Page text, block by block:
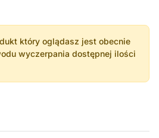
który oglądasz jest obecnie
wyczerpania dostępnej ilości